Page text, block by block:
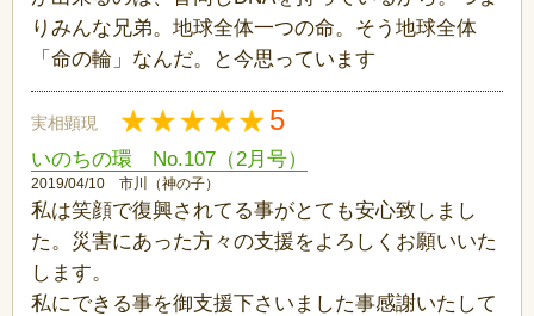
りみんな兄弟。地球全体一つの命。そう地球全体
「命の輪」なんだ。と今思っています
実相顕現 5
いのちの環 No.107（2月号）
2019/04/10 市川（神の子）
私は笑顔で復興されてる事がとても安心致しまし
た。災害にあった方々の支援をよろしくお願いいた
します。
私にできる事を御支援下さいました事感謝いたして